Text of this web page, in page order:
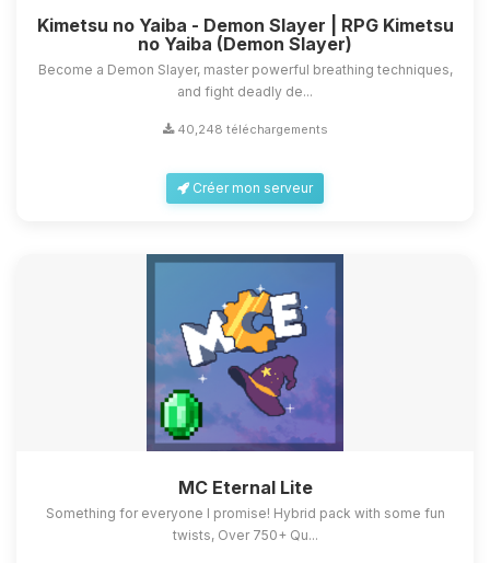
Kimetsu no Yaiba - Demon Slayer | RPG Kimetsu
no Yaiba (Demon Slayer)
Become a Demon Slayer, master powerful breathing techniques,
and fight deadly de...
40,248 téléchargements
Créer mon serveur
MC Eternal Lite
Something for everyone I promise! Hybrid pack with some fun
twists, Over 750+ Qu...